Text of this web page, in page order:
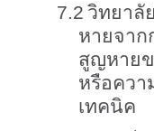
7.2 วิทยาลั
หายจาก
สูญหายข
หรือควา
เทคนิค